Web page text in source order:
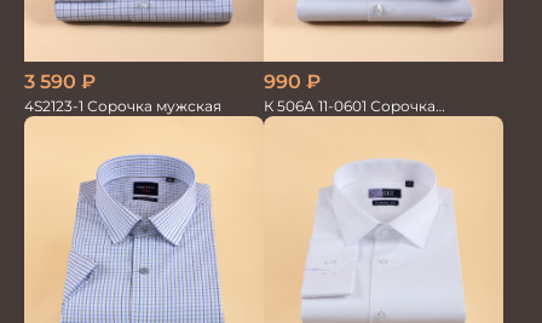
3 590 ₽
4S2123-1 Сорочка мужская
990 ₽
К 506А 11-0601 Сорочка
мужская кор.рукав